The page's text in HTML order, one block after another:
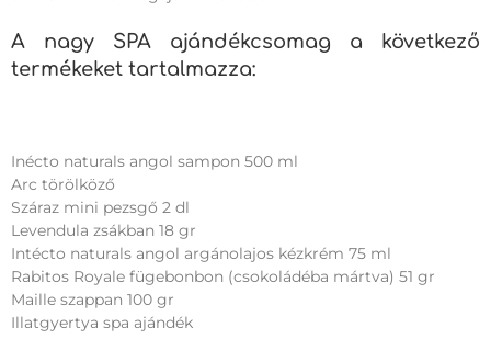
A nagy SPA ajándékcsomag a következő
termékeket tartalmazza:
Inécto naturals angol sampon 500 ml
Arc törölköző
Száraz mini pezsgő 2 dl
Levendula zsákban 18 gr
Intécto naturals angol argánolajos kézkrém 75 ml
Rabitos Royale fügebonbon (csokoládéba mártva) 51 gr
Maille szappan 100 gr
Illatgyertya spa ajándék